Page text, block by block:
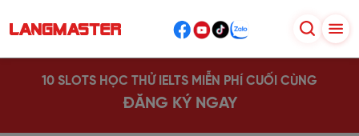
10 SLOTS HỌC THỬ IELTS MIỄN PHÍ CUỐI CÙNG
ĐĂNG KÝ NGAY